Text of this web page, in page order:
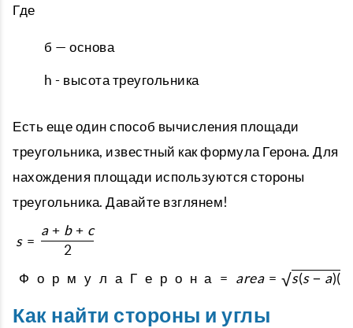
Где
б — основа
h - высота треугольника
Есть еще один способ вычисления площади
треугольника, известный как формула Герона. Для
нахождения площади используются стороны
треугольника. Давайте взглянем!
s =
a + b + c
2
Ф о р м у л а Г е р о н а = area = √s(s − a)(
Как найти стороны и углы